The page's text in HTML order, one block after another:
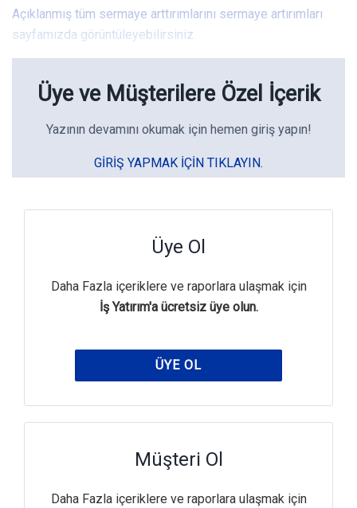
Açıklanmış tüm sermaye arttırımlarını sermaye artırımları
sayfamızda görüntüleyebilirsiniz.
Üye ve Müşterilere Özel İçerik
Yazının devamını okumak için hemen giriş yapın!
GIRIŞ YAPMAK IÇIN TIKLAYIN.
Üye Ol
Daha Fazla içeriklere ve raporlara ulaşmak için
İş Yatırım'a ücretsiz üye olun.
ÜYE OL
Müşteri Ol
Daha Fazla içeriklere ve raporlara ulaşmak için